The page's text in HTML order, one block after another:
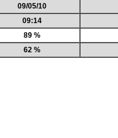
09/05/10
09:14
89 %
62 %